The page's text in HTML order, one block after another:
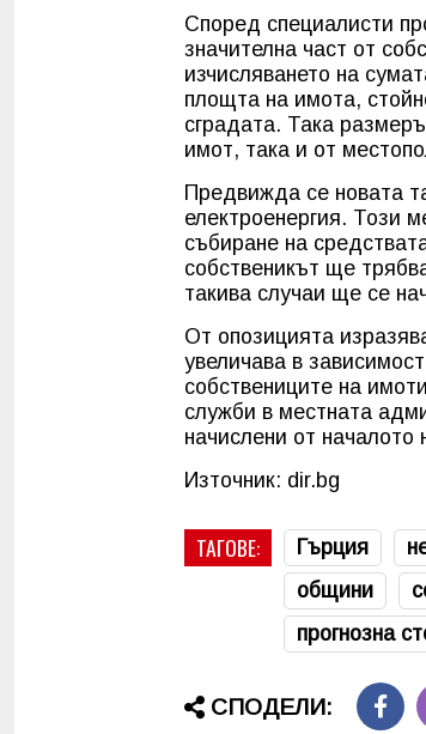
Според специалисти
значителна част от
изчисляването на
площта на имота,
сградата. Така
имот, така и от
Предвижда се новата
електроенергия. Този
събиране на
собственикът ще
такива случаи ще се
От опозицията
увеличава в
собствениците на
служби в местната
начислени от
Източник: dir.bg
ТАГОВЕ: Гърция
общини
прогнозна
СПОДЕЛИ: